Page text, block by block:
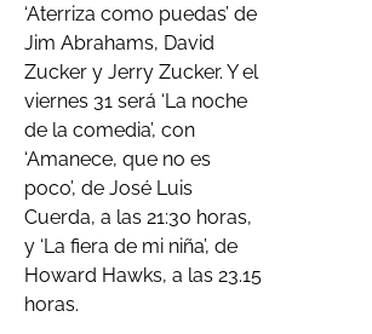
‘Aterriza como puedas’ de
Jim Abrahams, David
Zucker y Jerry Zucker. Y el
viernes 31 será ‘La noche
de la comedia’, con
‘Amanece, que no es
poco’, de José Luis
Cuerda, a las 21:30 horas,
y ‘La fiera de mi niña’, de
Howard Hawks, a las 23.15
horas.